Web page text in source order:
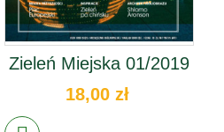
Zieleń Miejska 01/2019
18,00 zł